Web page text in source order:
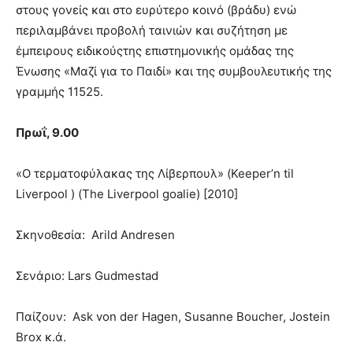
στους γονείς και στο ευρύτερο κοινό (βράδυ) ενώ
περιλαμβάνει προβολή ταινιών και συζήτηση με
έμπειρους ειδικούςτης επιστημονικής ομάδας της
Ένωσης «Μαζί για το Παιδί» και της συμβουλευτικής της
γραμμής 11525.
Πρωΐ, 9.00
«Ο τερματοφύλακας της Λίβερπουλ» (Keeper’n til
Liverpool ) (The Liverpool goalie) [2010]
Σκηνοθεσία: Arild Andresen
Σενάριο: Lars Gudmestad
Παίζουν: Ask von der Hagen, Susanne Boucher, Jostein
Brox κ.ά.